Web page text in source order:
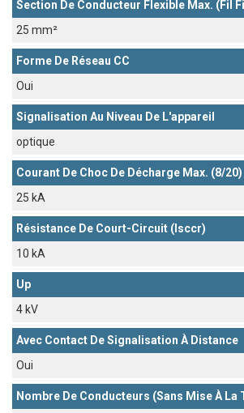
Section De Conducteur Flexible Max. (fil
25 mm²
Forme De Réseau CC
Oui
Signalisation Au Niveau De L'appareil
optique
Courant De Choc De Décharge Max. (8/20)
25 kA
Résistance De Court-Circuit (Isccr)
10 kA
Up
4 kV
Avec Contact De Signalisation À Distance
Oui
Nombre De Conducteurs (sans Mise À La